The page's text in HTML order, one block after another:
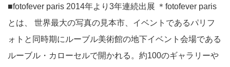
■fotofever paris 2014年より3年連続出展 ＊fotofever paris
とは、 世界最大の写真の見本市、イベントであるパリフ
ォトと同時期にルーブル美術館の地下イベント会場である
ルーブル・カローセルで開かれる。約100のギャラリーや